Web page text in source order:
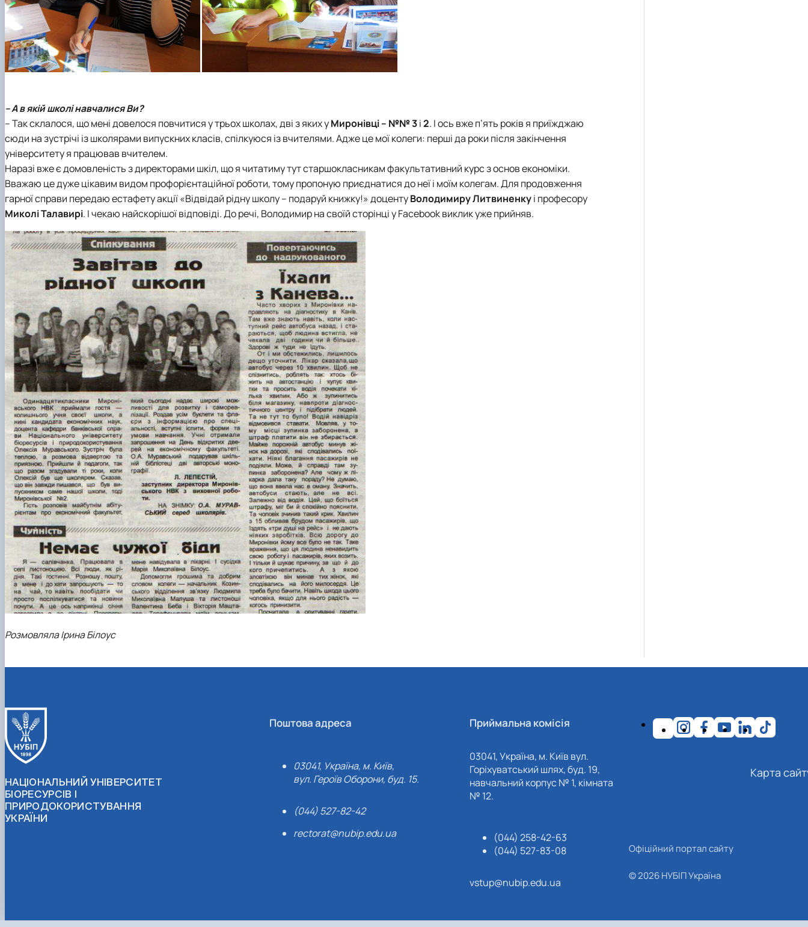
– А в якій школі навчалися Ви?
– Так склалося, що мені довелося повчитися у трьох школах, дві з яких уМиронівці – №№ 3і2. І ось вже п’ять років я приїжджаю
сюди на зустрічі із школярами випускних класів, спілкуюся із вчителями. Адже це мої колеги: перші да роки після закінчення
університету я працював вчителем.
Наразі вже є домовленість з директорами шкіл, що я читатиму тут старшокласникам факультативний курс з основ економіки.
Вважаю це дуже цікавим видом профорієнтаційної роботи, тому пропоную приєднатися до неї і моїм колегам. Для продовження
гарної справи передаю естафету акції «Відвідай рідну школу – подаруй книжку!» доцентуВолодимиру Литвиненкуі професору
Миколі Талавирі. І чекаю найскорішої відповіді. До речі, Володимир на своїй сторінці у Facebook виклик уже прийняв.
Розмовляла Ірина Білоус
НАЦІОНАЛЬНИЙ УНІВЕРСИТЕТ
БІОРЕСУРСІВ І
ПРИРОДОКОРИСТУВАННЯ
УКРАЇНИ
Поштова адреса
03041, Україна, м. Київ,
вул. Героїв Оборони, буд. 15.
(044) 527-82-42
rectorat@nubip.edu.ua
Приймальна комісія
03041, Україна, м. Київ вул.
Горіхуватський шлях, буд. 19,
навчальний корпус № 1, кімната
№ 12.
(044) 258-42-63
(044) 527-83-08
vstup@nubip.edu.ua
Карта
Офіційний портал сайту
© 2026 НУБІП Україна